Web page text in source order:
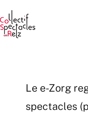
au
contenu
Le e-Zorg
spectacles